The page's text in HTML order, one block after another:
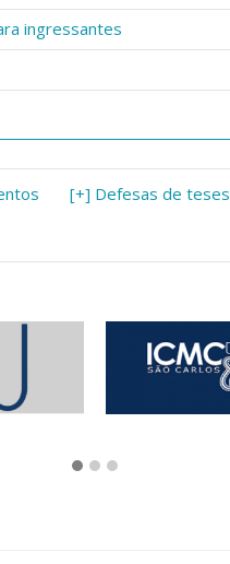
ingressantes
[+] Defesas de teses